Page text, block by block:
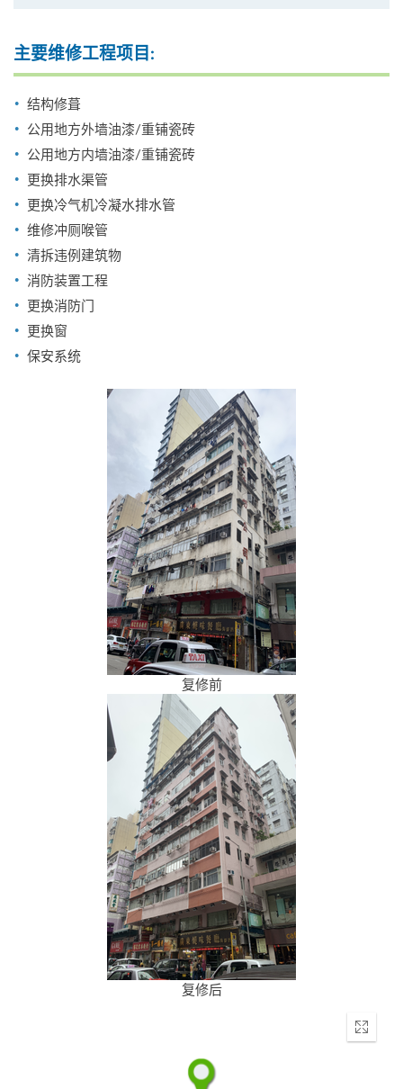
主要维修工程项目:
结构修葺
公用地方外墙油漆/重铺瓷砖
公用地方内墙油漆/重铺瓷砖
更换排水渠管
更换冷气机冷凝水排水管
维修冲厕喉管
清拆违例建筑物
消防装置工程
更换消防门
更换窗
保安系统
复修前
复修后
Enter